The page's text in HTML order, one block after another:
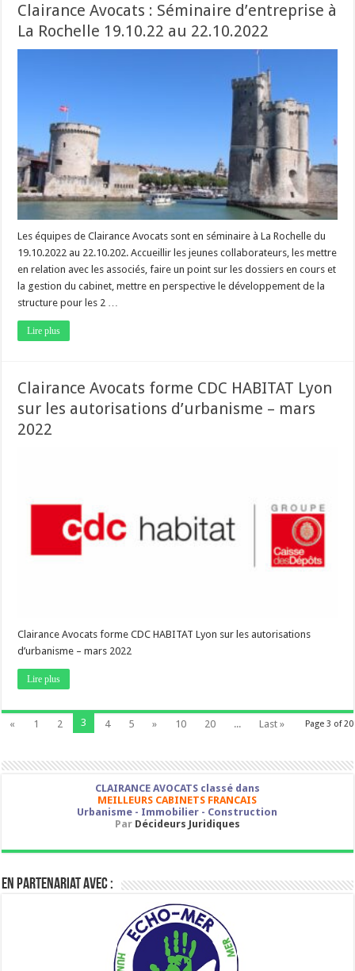
Clairance Avocats : Séminaire d’entreprise à
La Rochelle 19.10.22 au 22.10.2022
Les équipes de Clairance Avocats sont en séminaire à La Rochelle du
19.10.2022 au 22.10.202. Accueillir les jeunes collaborateurs, les mettre
en relation avec les associés, faire un point sur les dossiers en cours et
la gestion du cabinet, mettre en perspective le développement de la
structure pour les 2 …
Lire plus
Clairance Avocats forme CDC HABITAT Lyon
sur les autorisations d’urbanisme – mars
2022
Clairance Avocats forme CDC HABITAT Lyon sur les autorisations
d’urbanisme – mars 2022
Lire plus
Page 3 of 20
« 1 2 3 4 5 » 10 20 ... Last »
CLAIRANCE AVOCATS classé dans
MEILLEURS CABINETS FRANCAIS
Urbanisme - Immobilier - Construction
Par Décideurs Juridiques
En partenariat avec :